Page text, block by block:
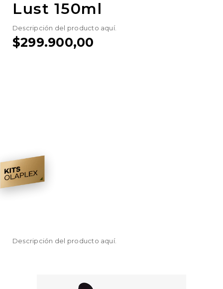
Lust 150ml
Descripción del producto aquí.
$299.900,00
Descripción del producto aquí.